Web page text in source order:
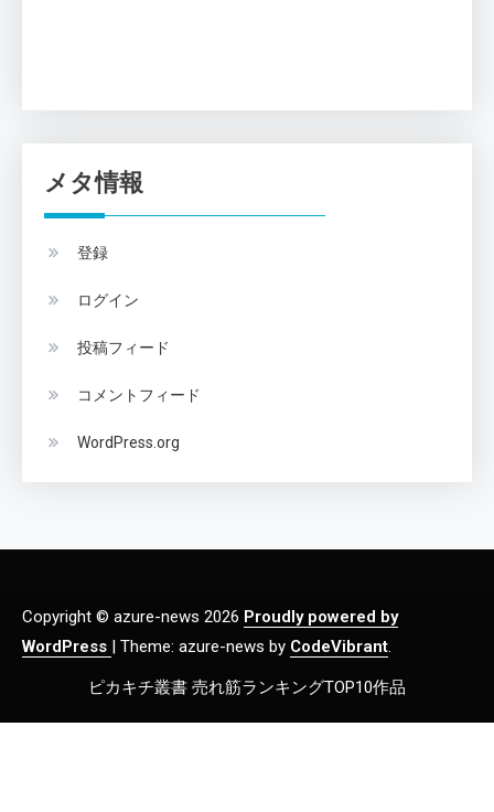
メタ情報
登録
ログイン
投稿フィード
コメントフィード
WordPress.org
Copyright © azure-news 2026 Proudly powered by
WordPress | Theme: azure-news by CodeVibrant.
ピカキチ叢書 売れ筋ランキングTOP10作品